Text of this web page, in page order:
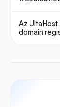
Az UltaHost
domain